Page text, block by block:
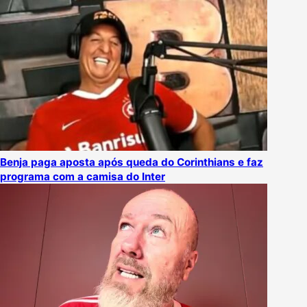
Benja paga aposta após queda do Corinthians e faz
programa com a camisa do Inter